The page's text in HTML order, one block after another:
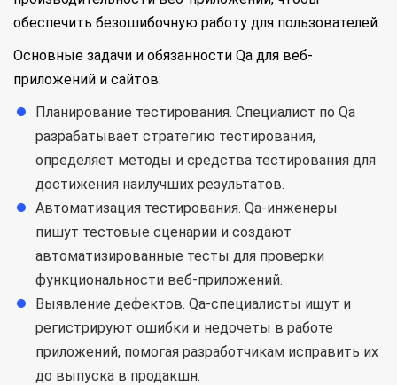
обеспечить безошибочную работу для пользователей.
Основные задачи и обязанности Qa для веб-
приложений и сайтов:
Планирование тестирования. Специалист по Qa
разрабатывает стратегию тестирования,
определяет методы и средства тестирования для
достижения наилучших результатов.
Автоматизация тестирования. Qa-инженеры
пишут тестовые сценарии и создают
автоматизированные тесты для проверки
функциональности веб-приложений.
Выявление дефектов. Qa-специалисты ищут и
регистрируют ошибки и недочеты в работе
приложений, помогая разработчикам исправить их
до выпуска в продакшн.